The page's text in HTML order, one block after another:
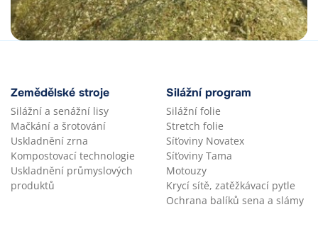
Zemědělské stroje
Silážní a senážní lisy
Mačkání a šrotování
Uskladnění zrna
Kompostovací technologie
Uskladnění průmyslových
produktů
Silážní program
Silážní folie
Stretch folie
Síťoviny Novatex
Síťoviny Tama
Motouzy
Krycí sítě, zatěžkávací pytle
Ochrana balíků sena a slámy